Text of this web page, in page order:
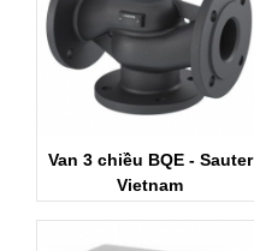
Van 3 chiều BQE - Sauter
Vietnam